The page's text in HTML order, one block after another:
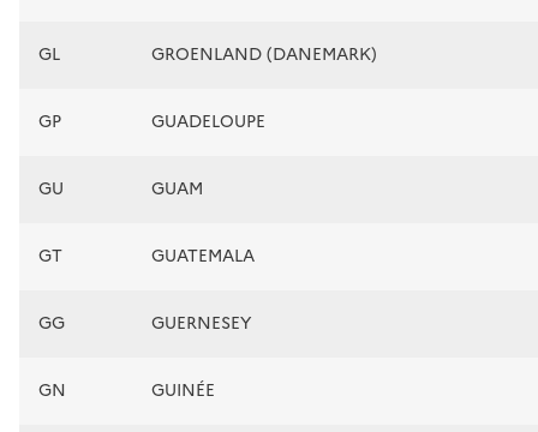
GL GROENLAND (DANEMARK)
GP GUADELOUPE
GU GUAM
GT GUATEMALA
GG GUERNESEY
GN GUINÉE